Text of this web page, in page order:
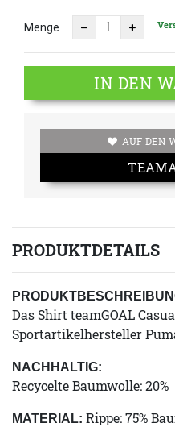
Menge
IN DEN
AUF DEN
PRODUKTDETAILS
Das Shirt teamGOAL
Sportartikelhersteller
NACHHALTIG:
Recycelte Baumwolle: 20%
MATERIAL: Rippe: 75%